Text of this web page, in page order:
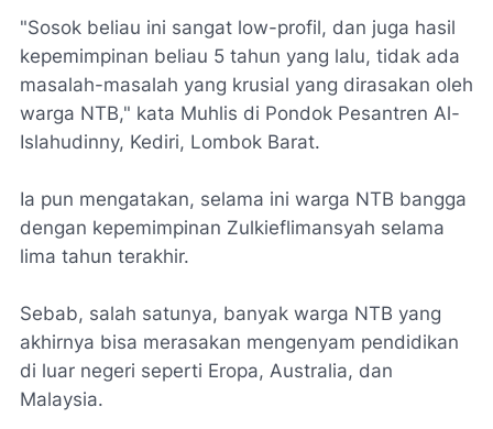
"Sosok beliau ini sangat low-profil, dan juga hasil
kepemimpinan beliau 5 tahun yang lalu, tidak ada
masalah-masalah yang krusial yang dirasakan oleh
warga NTB," kata Muhlis di Pondok Pesantren Al-
Islahudinny, Kediri, Lombok Barat.
Ia pun mengatakan, selama ini warga NTB bangga
dengan kepemimpinan Zulkieflimansyah selama
lima tahun terakhir.
Sebab, salah satunya, banyak warga NTB yang
akhirnya bisa merasakan mengenyam pendidikan
di luar negeri seperti Eropa, Australia, dan
Malaysia.